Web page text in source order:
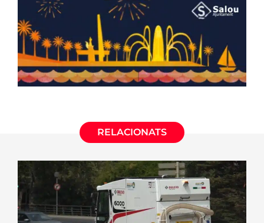
RELACIONATS